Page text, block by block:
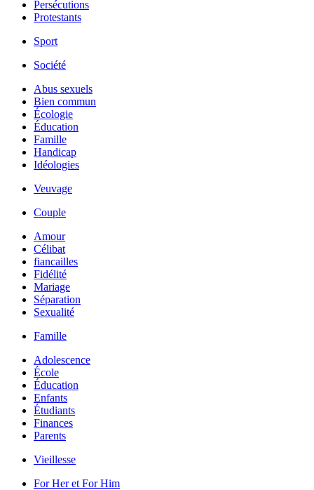
Persécutions
Protestants
Sport
Société
Abus sexuels
Bien commun
Écologie
Éducation
Famille
Handicap
Idéologies
Veuvage
Couple
Amour
Célibat
fiancailles
Fidélité
Mariage
Séparation
Sexualité
Famille
Adolescence
École
Éducation
Enfants
Étudiants
Finances
Parents
Vieillesse
For Her et For Him